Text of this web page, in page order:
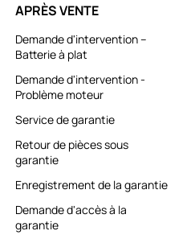
APRÈS VENTE
Demande d'intervention –
Batterie à plat
Demande d'intervention -
Problème moteur
Service de garantie
Retour de pièces sous
garantie
Enregistrement de la garantie
Demande d'accès à la
garantie